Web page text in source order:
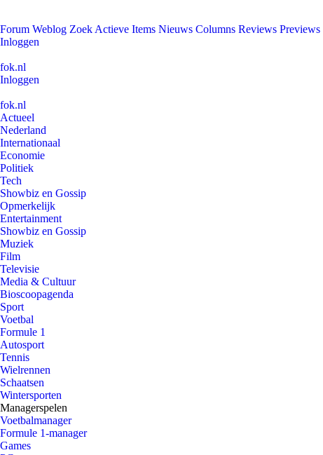
Forum Weblog Zoek Actieve Items Nieuws Columns Reviews Previews
Inloggen
fok.nl
Inloggen
fok.nl
Actueel
Nederland
Internationaal
Economie
Politiek
Tech
Showbiz en Gossip
Opmerkelijk
Entertainment
Showbiz en Gossip
Muziek
Film
Televisie
Media & Cultuur
Bioscoopagenda
Sport
Voetbal
Formule 1
Autosport
Tennis
Wielrennen
Schaatsen
Wintersporten
Managerspelen
Voetbalmanager
Formule 1-manager
Games